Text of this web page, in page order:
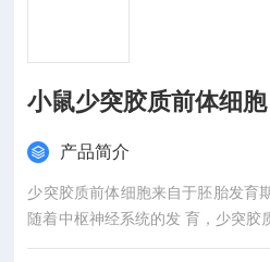
小鼠少突胶质前体细胞
产品简介
少突胶质前体细胞来自于胚胎发育
随着中枢神经系统的发 育，少突胶
分化为具有形成中枢神经系统轴突